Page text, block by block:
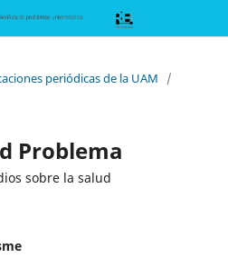
periódicas de la UAM
/
Problema
sobre la salud